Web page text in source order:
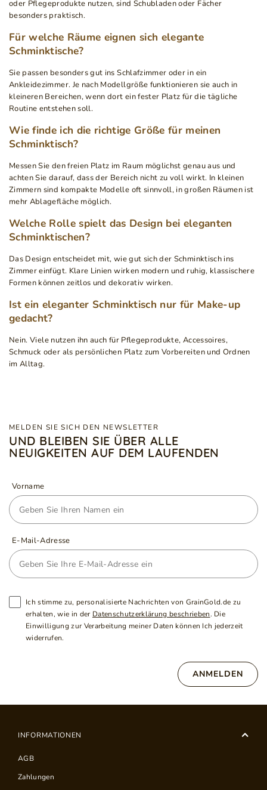
oder Pflegeprodukte nutzen, sind Schubladen oder Fächer
besonders praktisch.
Für welche Räume eignen sich elegante
Schminktische?
Sie passen besonders gut ins Schlafzimmer oder in ein
Ankleidezimmer. Je nach Modellgröße funktionieren sie auch in
kleineren Bereichen, wenn dort ein fester Platz für die tägliche
Routine entstehen soll.
Wie finde ich die richtige Größe für meinen
Schminktisch?
Messen Sie den freien Platz im Raum möglichst genau aus und
achten Sie darauf, dass der Bereich nicht zu voll wirkt. In kleinen
Zimmern sind kompakte Modelle oft sinnvoll, in großen Räumen ist
mehr Ablagefläche möglich.
Welche Rolle spielt das Design bei eleganten
Schminktischen?
Das Design entscheidet mit, wie gut sich der Schminktisch ins
Zimmer einfügt. Klare Linien wirken modern und ruhig, klassischere
Formen können zeitlos und dekorativ wirken.
Ist ein eleganter Schminktisch nur für Make-up
gedacht?
Nein. Viele nutzen ihn auch für Pflegeprodukte, Accessoires,
Schmuck oder als persönlichen Platz zum Vorbereiten und Ordnen
im Alltag.
MELDEN SIE SICH DEN NEWSLETTER
UND BLEIBEN SIE ÜBER ALLE
NEUIGKEITEN AUF DEM LAUFENDEN
Vorname
E-Mail-Adresse
Ich stimme zu, personalisierte Nachrichten von GrainGold.de zu
erhalten, wie in der Datenschutzerklärung beschrieben. Die
Einwilligung zur Verarbeitung meiner Daten können Ich jederzeit
widerrufen.
ANMELDEN
INFORMATIONEN
AGB
Zahlungen